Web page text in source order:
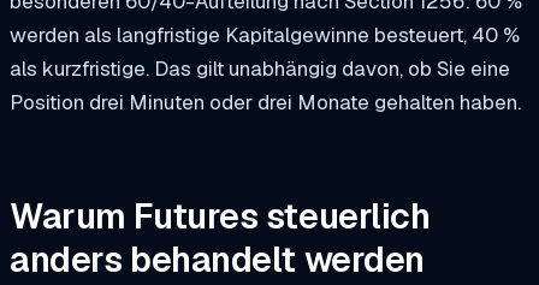
werden als langfristige Kapitalgewinne besteuert, 40 %
als kurzfristige. Das gilt unabhängig davon, ob Sie eine
Position drei Minuten oder drei Monate gehalten haben.
Warum Futures steuerlich
anders behandelt werden